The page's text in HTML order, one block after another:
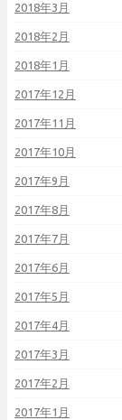
2018年3月
2018年2月
2018年1月
2017年12月
2017年11月
2017年10月
2017年9月
2017年8月
2017年7月
2017年6月
2017年5月
2017年4月
2017年3月
2017年2月
2017年1月